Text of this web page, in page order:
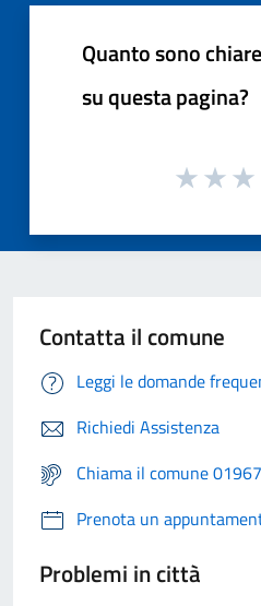
Quanto sono
su questa pagina?
Contatta il comune
Leggi le domande
Richiedi Assistenza
Chiama il comune
Prenota un
Problemi in città